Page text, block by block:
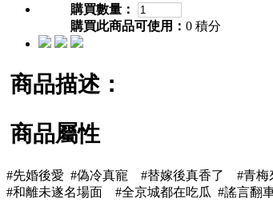
購買數量：
購買此商品可使用： 0 積分
商品描述：
商品屬性
#先婚後愛 #偽冷真寵 #替嫁後真香了
#青梅
#和離未遂名場面
#全京城都在吃瓜 #謠言翻